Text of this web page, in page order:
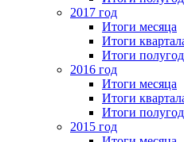
2017 год
Итоги месяца
Итоги
Итоги
2016 год
Итоги месяца
Итоги
Итоги
2015 год